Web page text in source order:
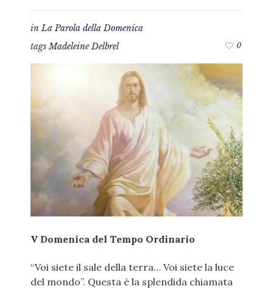
inLa Parola della Domenica
tagsMadeleine Delbrel 0
V Domenica del Tempo Ordinario
“Voi siete il sale della terra… Voi siete la luce
del mondo”. Questa è la splendida chiamata